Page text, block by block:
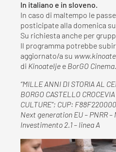
In italiano e in sloveno.
In caso di maltempo le
posticipate alla domenica
Su richiesta anche per
Il programma potrebbe
aggiornato/a su
di Kinoatelje e BorGO Cinema.
“MILLE ANNI DI STORIA AL
BORGO CASTELLO
CULTURE”; CUP:
Next generation EU – PNRR –
Investimento 2.1 – linea A